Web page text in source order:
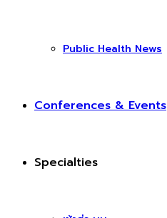
Public Health News
Conferences & Events
Specialties